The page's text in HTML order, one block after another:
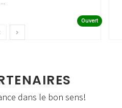
Ouvert
dans le bon sens!